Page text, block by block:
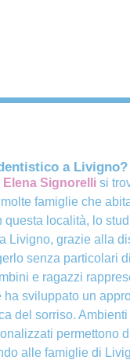
a Livigno?
Signorelli si
famiglie che
questa località, lo
Livigno, grazie alla
senza particolari
e ragazzi
ha sviluppato un
del sorriso.
permettono
alle famiglie di